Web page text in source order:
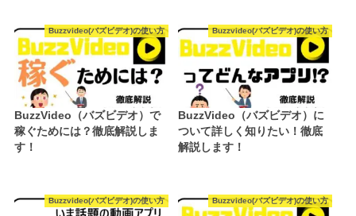
Buzzvideo(バズビデオ)の使い方
BuzzVideo（バズビデオ）で
稼ぐためには？徹底解説しま
す！
Buzzvideo(バズビデオ)の使い方
BuzzVideo（バズビデオ）に
ついて詳しく知りたい！徹底
解説します！
Buzzvideo(バズビデオ)の使い方 Buzzvideo(バズビデオ)の使い方